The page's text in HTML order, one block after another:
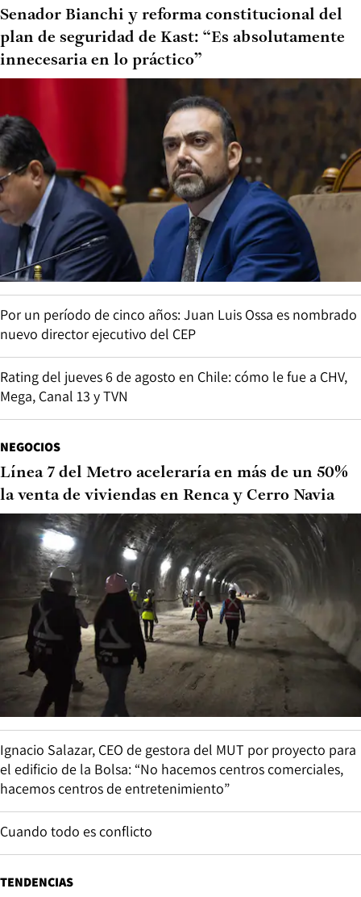
Senador Bianchi y reforma constitucional del
plan de seguridad de Kast: “Es absolutamente
innecesaria en lo práctico”
Por un período de cinco años: Juan Luis Ossa es nombrado
nuevo director ejecutivo del CEP
Rating del jueves 6 de agosto en Chile: cómo le fue a CHV,
Mega, Canal 13 y TVN
NEGOCIOS
Línea 7 del Metro aceleraría en más de un 50%
la venta de viviendas en Renca y Cerro Navia
Ignacio Salazar, CEO de gestora del MUT por proyecto para
el edificio de la Bolsa: “No hacemos centros comerciales,
hacemos centros de entretenimiento”
Cuando todo es conflicto
TENDENCIAS